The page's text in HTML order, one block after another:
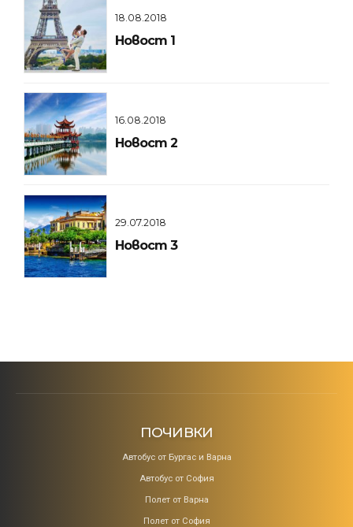
18.08.2018
Новост 1
16.08.2018
Новост 2
29.07.2018
Новост 3
ПОЧИВКИ
Aвтобус от Бургас и Варна
Автобус от София
Полет от Варна
Полет от София